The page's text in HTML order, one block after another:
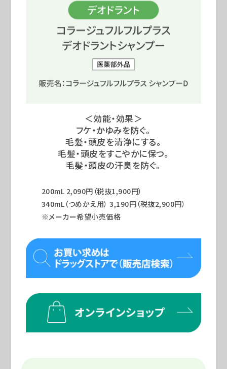
＜効能・効果＞
フケ・かゆみを防ぐ。
毛髪・頭皮を清浄にする。
毛髪・頭皮をすこやかに保つ。
毛髪・頭皮の汗臭を防ぐ。
200mL 2,090円（税抜1,900円）
340mL（つめかえ用） 3,190円（税抜2,900円）
※メーカー希望小売価格